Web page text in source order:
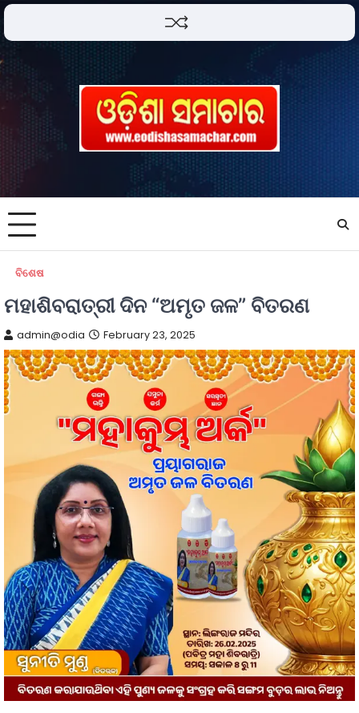
ବିଶେଷ
ମହାଶିବରାତ୍ରୀ ଦିନ “ଅମୃତ ଜଳ” ବିତରଣ
admin@odia February 23, 2025